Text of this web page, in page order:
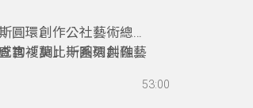
圓環創作公社藝術總監
官複調」一系列共融藝
與身體感，重新理解聲
詢「莫比斯圓環創作公
53:00